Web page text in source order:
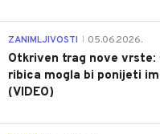
ZANIMLJIVOSTI 05.06.2026.
Otkriven trag nove vrste:
ribica mogla bi ponijeti
(VIDEO)